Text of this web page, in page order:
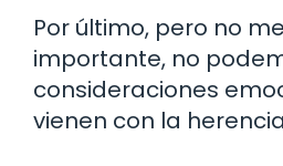
Por último, pero no
importante, no
consideraciones
vienen con la